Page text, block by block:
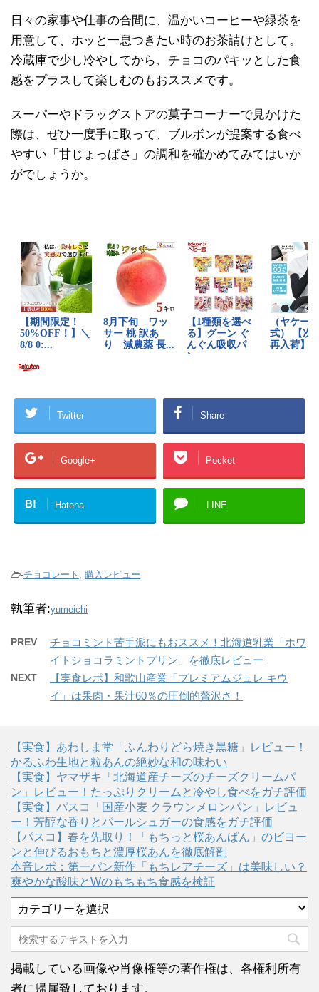
日々の家事や仕事の合間に、温かいコーヒーや緑茶を
用意して、ホッと一息つきたい時のお茶請けとして。
冷蔵庫で少し冷やしてから、チョコのパキッとした食
感をプラスして楽しむのもおススメです。
スーパーやドラッグストアの菓子コーナーで見かけた
際は、ぜひ一度手に取って、ブルボンが提案する食べ
やすい「甘じょっぱさ」の調和を確かめてみてはいか
がでしょうか。
Twitter Share
Google+ Pocket
B! Hatena LINE
-チョコレート , 購入レビュー
執筆者:yumeichi
PREV
チョコミント苦手派にもおススメ！北海道乳業「ホワ
イトショコラミントプリン」を徹底レビュー
NEXT
【実食レポ】和歌山産業「プレミアムジュレ キウ
イ」は果肉・果汁60％の圧倒的贅沢さ！
【実食】あわしま堂「ふんわりどら焼き黒糖」レビュー！
かるふわ生地と粒あんの絶妙な和の味わい
【実食】ヤマザキ「北海道産チーズのチーズクリームパ
ン」レビュー！たっぷりクリームと冷やし食べをガチ評価
【実食】パスコ「国産小麦 クラウンメロンパン」レビュ
ー！芳醇な香りとパールシュガーの食感をガチ評価
【パスコ】春を先取り！「もちっと桜あんぱん」のビヨー
ンと伸びるおもちと濃厚桜あんを徹底解剖
本音レポ：第一パン新作「もちレアチーズ」は美味しい？
爽やかな酸味とWのもちもち食感を検証
テ
ゴ
リ
ー
掲載している画像や肖像権等の著作権は、各権利所有
者に帰属致しております。